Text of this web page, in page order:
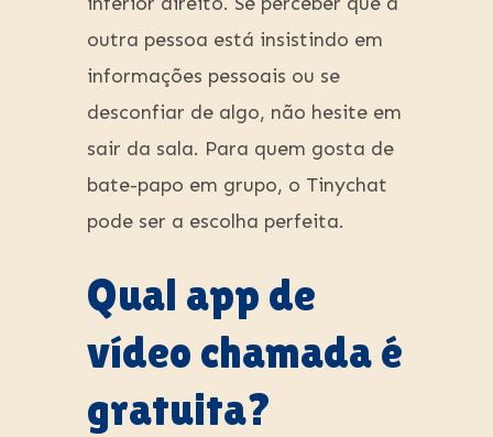
outra pessoa está insistindo em
informações pessoais ou se
desconfiar de algo, não hesite em
sair da sala. Para quem gosta de
bate-papo em grupo, o Tinychat
pode ser a escolha perfeita.
Qual app de
vídeo chamada é
gratuita?